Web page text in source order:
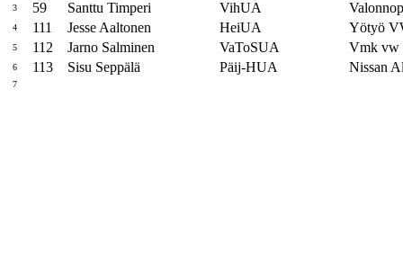
3 59 Santtu Timperi VihUA
4 111 Jesse Aaltonen HeiUA Yötyö
5 112 Jarno Salminen VaToSUA Vmk vw
6 113 Sisu Seppälä Päij-HUA Nissan
7